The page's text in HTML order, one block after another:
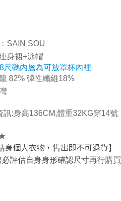
SAIN SOU
身裙+泳帽
層為可放罩杯內裡
82% 彈性纖維18%
:身高136CM,體重32KG穿14號
身個人衣物，售出即不可退貨 】
必評估自身身形確認尺寸再行購買